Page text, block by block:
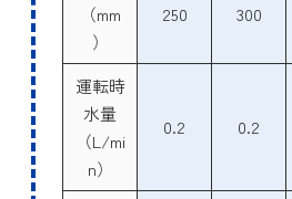
（mm
）
250 300
運転時
水量
（L/mi
n）
0.2 0.2